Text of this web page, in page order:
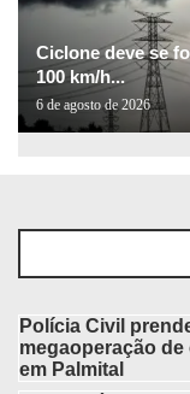
Ciclone deve se
100 km/h...
6 de agosto de 2026
Polícia Civil
megaoperação
em Palmital